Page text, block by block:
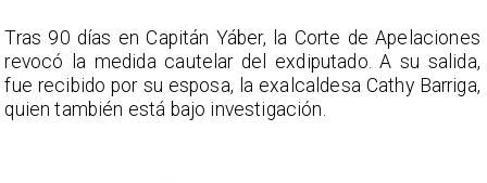
Tras 90 días en Capitán Yáber, la Corte de Apelaciones
revocó la medida cautelar del exdiputado. A su salida,
fue recibido por su esposa, la exalcaldesa Cathy Barriga,
quien también está bajo investigación.